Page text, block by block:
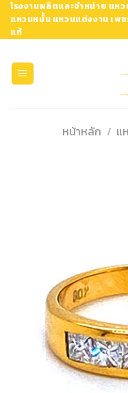
Skip
content
โรงงานผลิตและจำหน่าย แห
แหวนหมั้น แหวนแต่งงาน เพ
แท้
หน้าหลัก / แ